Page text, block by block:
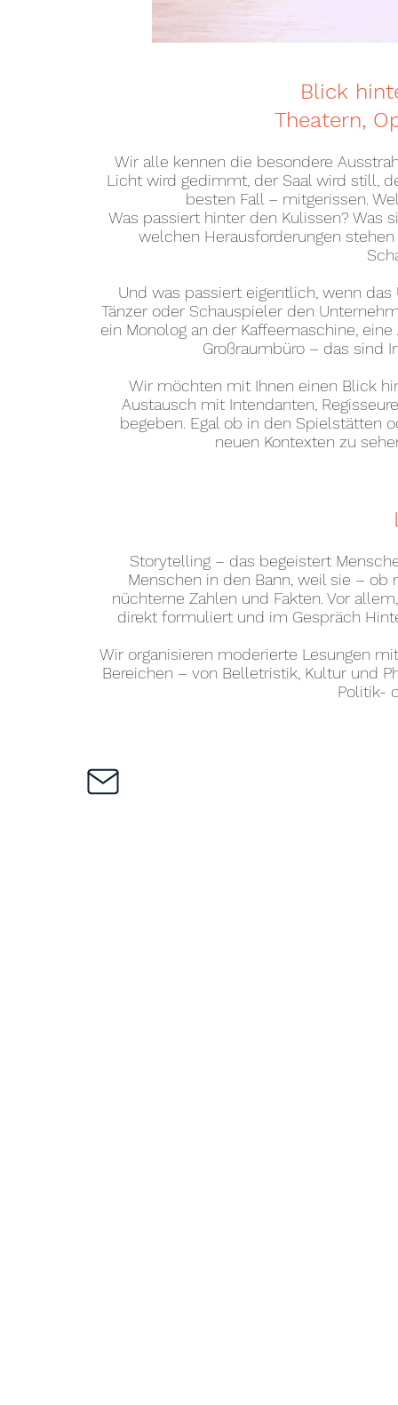
Blick
Theatern,
Wir alle kennen die besondere
Licht wird gedimmt, der Saal wird still,
besten Fall – mitgerissen.
Was passiert hinter den Kulissen? Was
welchen Herausforderungen
Und was passiert eigentlich, wenn
Tänzer oder Schauspieler den
ein Monolog an der Kaffeemaschine,
Großraumbüro – das sind
Wir möchten mit Ihnen einen Blick
Austausch mit Intendanten,
begeben. Egal ob in den Spielstätten
neuen Kontexten zu
Storytelling – das begeistert
Menschen in den Bann, weil sie –
nüchterne Zahlen und Fakten. Vor
direkt formuliert und im Gespräch
Wir organisieren moderierte Lesungen
Bereichen – von Belletristik, Kultur und
Politik-